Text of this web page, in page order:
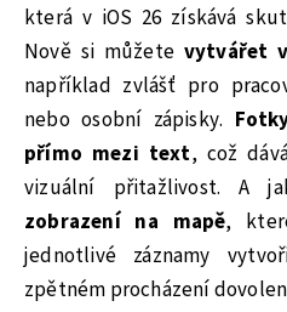
která v iOS 26 získává
Nově si můžete vytvářet
například zvlášť pro
nebo osobní zápisky.
přímo mezi text, což
vizuální přitažlivost. A
zobrazení na mapě,
jednotlivé záznamy
zpětném procházení